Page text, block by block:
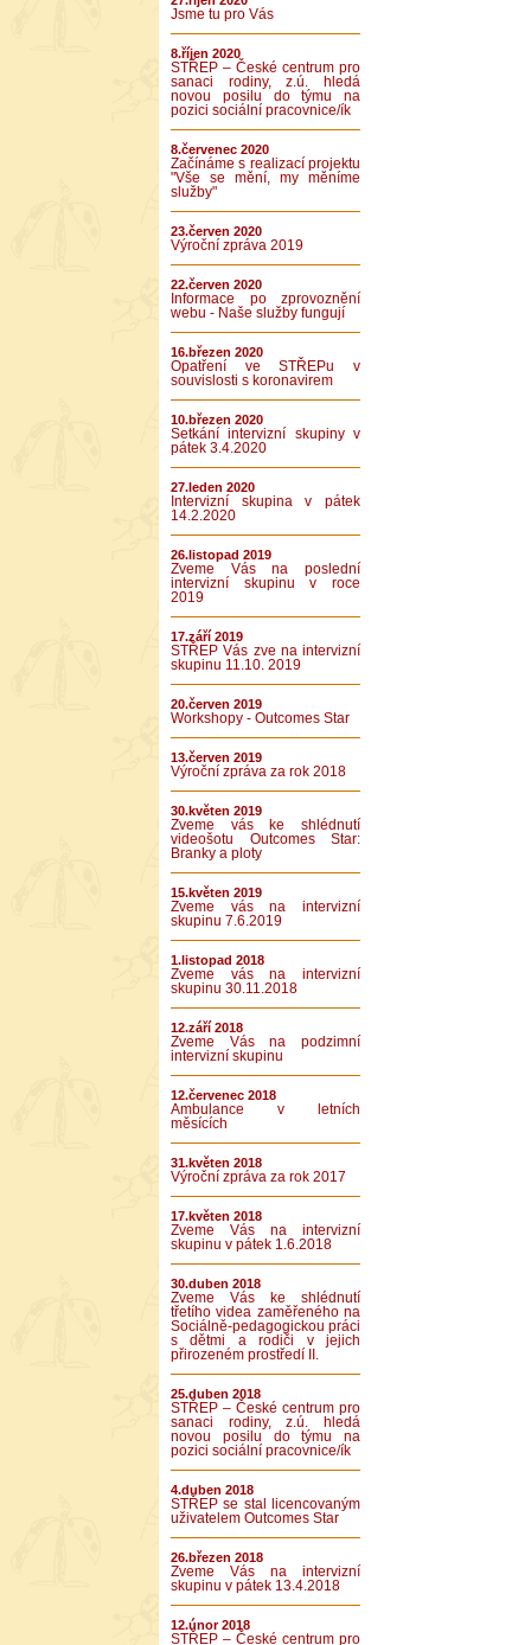
Jsme tu pro Vás
8.říjen 2020
STŘEP – České centrum pro
sanaci rodiny, z.ú. hledá
novou posilu do týmu na
pozici sociální pracovnice/ík
8.červenec 2020
Začínáme s realizací projektu
"Vše se mění, my měníme
služby"
23.červen 2020
Výroční zpráva 2019
22.červen 2020
Informace po zprovoznění
webu - Naše služby fungují
16.březen 2020
Opatření ve STŘEPu v
souvislosti s koronavirem
10.březen 2020
Setkání intervizní skupiny v
pátek 3.4.2020
27.leden 2020
Intervizní skupina v pátek
14.2.2020
26.listopad 2019
Zveme Vás na poslední
intervizní skupinu v roce
2019
17.září 2019
STŘEP Vás zve na intervizní
skupinu 11.10. 2019
20.červen 2019
Workshopy - Outcomes Star
13.červen 2019
Výroční zpráva za rok 2018
30.květen 2019
Zveme vás ke shlédnutí
videošotu Outcomes Star:
Branky a ploty
15.květen 2019
Zveme vás na intervizní
skupinu 7.6.2019
1.listopad 2018
Zveme vás na intervizní
skupinu 30.11.2018
12.září 2018
Zveme Vás na podzimní
intervizní skupinu
12.červenec 2018
Ambulance v letních
měsících
31.květen 2018
Výroční zpráva za rok 2017
17.květen 2018
Zveme Vás na intervizní
skupinu v pátek 1.6.2018
30.duben 2018
Zveme Vás ke shlédnutí
třetího videa zaměřeného na
Sociálně-pedagogickou práci
s dětmi a rodiči v jejich
přirozeném prostředí II.
25.duben 2018
STŘEP – České centrum pro
sanaci rodiny, z.ú. hledá
novou posilu do týmu na
pozici sociální pracovnice/ík
4.duben 2018
STŘEP se stal licencovaným
uživatelem Outcomes Star
26.březen 2018
Zveme Vás na intervizní
skupinu v pátek 13.4.2018
12.únor 2018
STŘEP – České centrum pro